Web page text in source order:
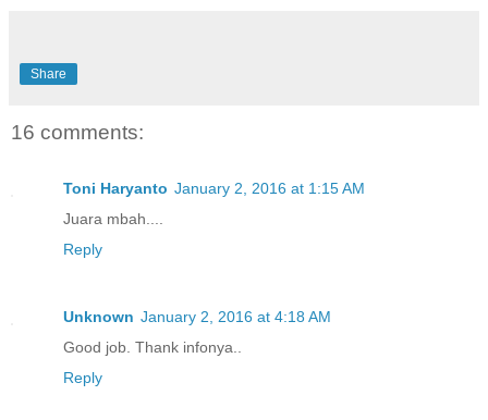
Share
16 comments:
Toni Haryanto January 2, 2016 at 1:15 AM
Juara mbah....
Reply
Unknown January 2, 2016 at 4:18 AM
Good job. Thank infonya..
Reply